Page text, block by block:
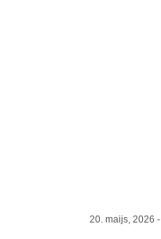
20. maijs, 2026 -